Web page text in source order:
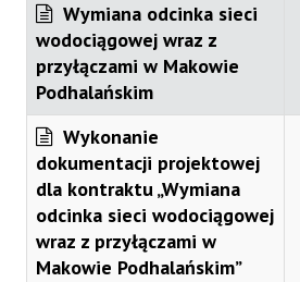
Wymiana odcinka sieci
wodociągowej wraz z
przyłączami w Makowie
Podhalańskim
Wykonanie
dokumentacji projektowej
dla kontraktu „Wymiana
odcinka sieci wodociągowej
wraz z przyłączami w
Makowie Podhalańskim”